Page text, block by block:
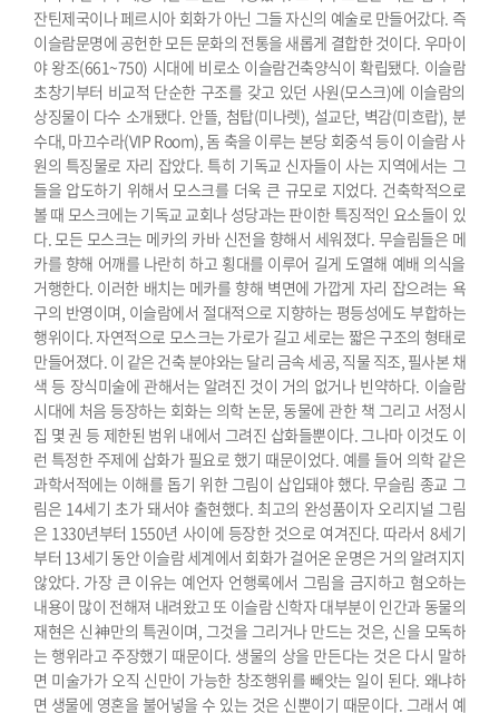
잔틴제국이나 페르시아 회화가 아닌 그들 자신의 예술로 만들어갔다. 즉
이슬람문명에 공헌한 모든 문화의 전통을 새롭게 결합한 것이다. 우마이
야 왕조(661~750) 시대에 비로소 이슬람건축양식이 확립됐다. 이슬람
초창기부터 비교적 단순한 구조를 갖고 있던 사원(모스크)에 이슬람의
상징물이 다수 소개됐다. 안뜰, 첨탑(미나렛), 설교단, 벽감(미흐랍), 분
수대, 마끄수라(VIP Room), 돔 축을 이루는 본당 회중석 등이 이슬람 사
원의 특징물로 자리 잡았다. 특히 기독교 신자들이 사는 지역에서는 그
들을 압도하기 위해서 모스크를 더욱 큰 규모로 지었다. 건축학적으로
볼 때 모스크에는 기독교 교회나 성당과는 판이한 특징적인 요소들이 있
다. 모든 모스크는 메카의 카바 신전을 향해서 세워졌다. 무슬림들은 메
카를 향해 어깨를 나란히 하고 횡대를 이루어 길게 도열해 예배 의식을
거행한다. 이러한 배치는 메카를 향해 벽면에 가깝게 자리 잡으려는 욕
구의 반영이며, 이슬람에서 절대적으로 지향하는 평등성에도 부합하는
행위이다. 자연적으로 모스크는 가로가 길고 세로는 짧은 구조의 형태로
만들어졌다. 이 같은 건축 분야와는 달리 금속 세공, 직물 직조, 필사본 채
색 등 장식미술에 관해서는 알려진 것이 거의 없거나 빈약하다. 이슬람
시대에 처음 등장하는 회화는 의학 논문, 동물에 관한 책 그리고 서정시
집 몇 권 등 제한된 범위 내에서 그려진 삽화들뿐이다. 그나마 이것도 이
런 특정한 주제에 삽화가 필요로 했기 때문이었다. 예를 들어 의학 같은
과학서적에는 이해를 돕기 위한 그림이 삽입돼야 했다. 무슬림 종교 그
림은 14세기 초가 돼서야 출현했다. 최고의 완성품이자 오리지널 그림
은 1330년부터 1550년 사이에 등장한 것으로 여겨진다. 따라서 8세기
부터 13세기 동안 이슬람 세계에서 회화가 걸어온 운명은 거의 알려지지
않았다. 가장 큰 이유는 예언자 언행록에서 그림을 금지하고 혐오하는
내용이 많이 전해져 내려왔고 또 이슬람 신학자 대부분이 인간과 동물의
재현은 신神만의 특권이며, 그것을 그리거나 만드는 것은, 신을 모독하
는 행위라고 주장했기 때문이다. 생물의 상을 만든다는 것은 다시 말하
면 미술가가 오직 신만이 가능한 창조행위를 빼앗는 일이 된다. 왜냐하
면 생물에 영혼을 불어넣을 수 있는 것은 신뿐이기 때문이다. 그래서 예